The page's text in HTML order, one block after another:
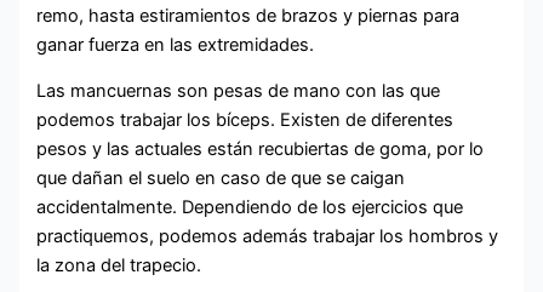
remo, hasta estiramientos de brazos y piernas para
ganar fuerza en las extremidades.
Las mancuernas son pesas de mano con las que
podemos trabajar los bíceps. Existen de diferentes
pesos y las actuales están recubiertas de goma, por lo
que dañan el suelo en caso de que se caigan
accidentalmente. Dependiendo de los ejercicios que
practiquemos, podemos además trabajar los hombros y
la zona del trapecio.